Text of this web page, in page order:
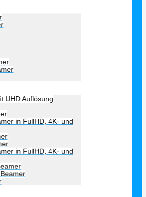
UHD Auflösung
in FullHD, 4K- und
in FullHD, 4K- und